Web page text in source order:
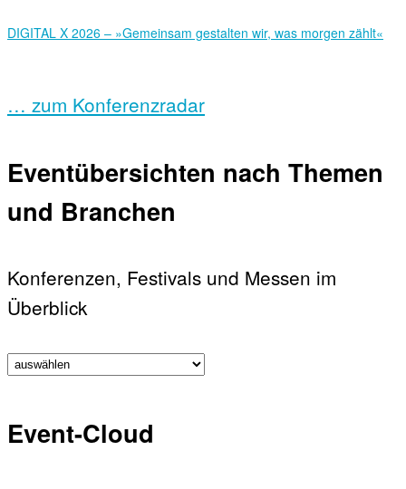
DIGITAL X 2026 – »Gemeinsam gestalten wir, was morgen zählt«
… zum Konferenzradar
Eventübersichten nach Themen
und Branchen
Konferenzen, Festivals und Messen im
Überblick
Event-Cloud